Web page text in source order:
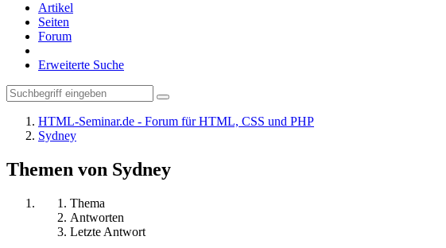
Artikel
Seiten
Forum
Erweiterte Suche
HTML-Seminar.de - Forum für HTML, CSS und PHP
Sydney
Themen von Sydney
Thema
Antworten
Letzte Antwort